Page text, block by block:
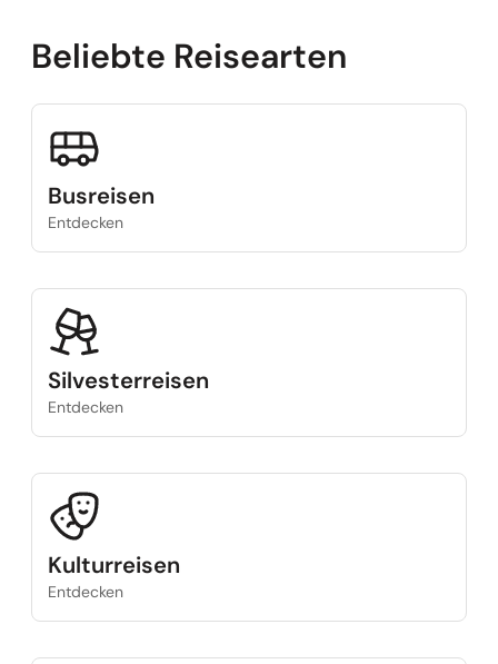
Beliebte Reisearten
Beliebte Reisearten überspringen
Busreisen
Entdecken
Silvesterreisen
Entdecken
Kulturreisen
Entdecken